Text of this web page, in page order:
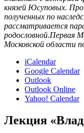
князей Юсуповых.
полученных по
рассматривается
родословной.Первая
Московской области
iCalendar
Google Calendar
Outlook
Outlook Online
Yahoo! Calendar
Лекция